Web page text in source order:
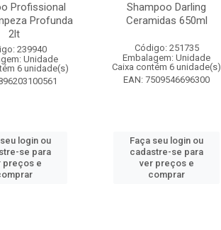
Profissional
Profunda
2lt
239940
Unidade
6 unidade(s)
login ou
se para
preços e
Shampoo Darling
Ceramidas 650ml
Código: 251735
Embalagem: Unidade
Caixa contém 6 unidade(s)
EAN: 7509546696300
Faça seu login ou
cadastre-se para
ver preços e
comprar